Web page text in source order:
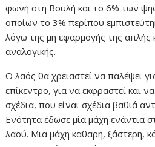
φωνή στη Βουλή και το 6% των
οποίων το 3% περίπου
λόγω της μη εφαρμογής της απλής
αναλογικής.
Ο λαός θα χρειαστεί να παλέψει
επίκεντρο, για να εκφραστεί και
σχέδια, που είναι σχέδια βαθιά
Ενότητα έδωσε μία μάχη ενάντια
λαού. Μια μάχη καθαρή, ξάστερη,